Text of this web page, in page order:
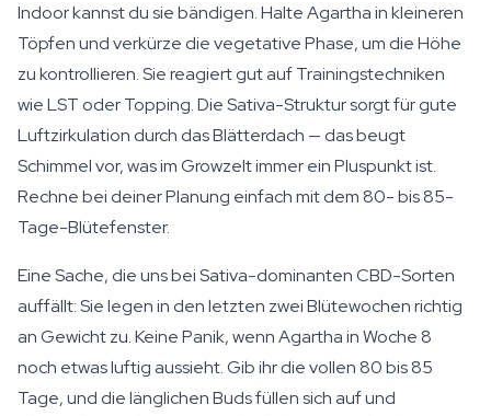
Indoor kannst du sie bändigen. Halte Agartha in kleineren
Töpfen und verkürze die vegetative Phase, um die Höhe
zu kontrollieren. Sie reagiert gut auf Trainingstechniken
wie LST oder Topping. Die Sativa-Struktur sorgt für gute
Luftzirkulation durch das Blätterdach — das beugt
Schimmel vor, was im Growzelt immer ein Pluspunkt ist.
Rechne bei deiner Planung einfach mit dem 80- bis 85-
Tage-Blütefenster.
Eine Sache, die uns bei Sativa-dominanten CBD-Sorten
auffällt: Sie legen in den letzten zwei Blütewochen richtig
an Gewicht zu. Keine Panik, wenn Agartha in Woche 8
noch etwas luftig aussieht. Gib ihr die vollen 80 bis 85
Tage, und die länglichen Buds füllen sich auf und